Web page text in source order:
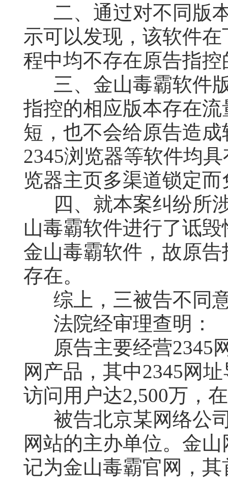
二、通过对不同版
示可以发现，该软件
程中均不存在原告指
三、金山毒霸软件
指控的相应版本存在
短，也不会给原告造
2345浏览器等软件均
览器主页多渠道锁定
四、就本案纠纷所
山毒霸软件进行了诋
金山毒霸软件，故原
存在。
综上，三被告不同
法院经审理查明：
原告主要经营2345
网产品，其中2345网
访问用户达2,500万，
被告北京某网络公
网站的主办单位。金
记为金山毒霸官网，